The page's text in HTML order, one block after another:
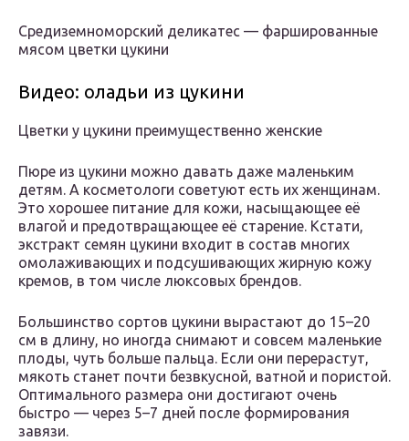
Средиземноморский деликатес — фаршированные
мясом цветки цукини
Видео: оладьи из цукини
Цветки у цукини преимущественно женские
Пюре из цукини можно давать даже маленьким
детям. А косметологи советуют есть их женщинам.
Это хорошее питание для кожи, насыщающее её
влагой и предотвращающее её старение. Кстати,
экстракт семян цукини входит в состав многих
омолаживающих и подсушивающих жирную кожу
кремов, в том числе люксовых брендов.
Большинство сортов цукини вырастают до 15–20
см в длину, но иногда снимают и совсем маленькие
плоды, чуть больше пальца. Если они перерастут,
мякоть станет почти безвкусной, ватной и пористой.
Оптимального размера они достигают очень
быстро — через 5–7 дней после формирования
завязи.